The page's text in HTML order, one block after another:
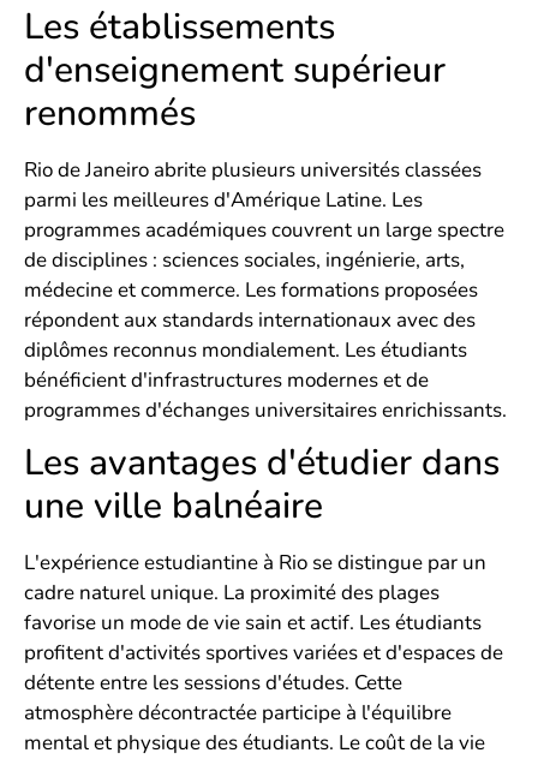
Les établissements
d'enseignement supérieur
renommés
Rio de Janeiro abrite plusieurs universités classées
parmi les meilleures d'Amérique Latine. Les
programmes académiques couvrent un large spectre
de disciplines : sciences sociales, ingénierie, arts,
médecine et commerce. Les formations proposées
répondent aux standards internationaux avec des
diplômes reconnus mondialement. Les étudiants
bénéficient d'infrastructures modernes et de
programmes d'échanges universitaires enrichissants.
Les avantages d'étudier dans
une ville balnéaire
L'expérience estudiantine à Rio se distingue par un
cadre naturel unique. La proximité des plages
favorise un mode de vie sain et actif. Les étudiants
profitent d'activités sportives variées et d'espaces de
détente entre les sessions d'études. Cette
atmosphère décontractée participe à l'équilibre
mental et physique des étudiants. Le coût de la vie